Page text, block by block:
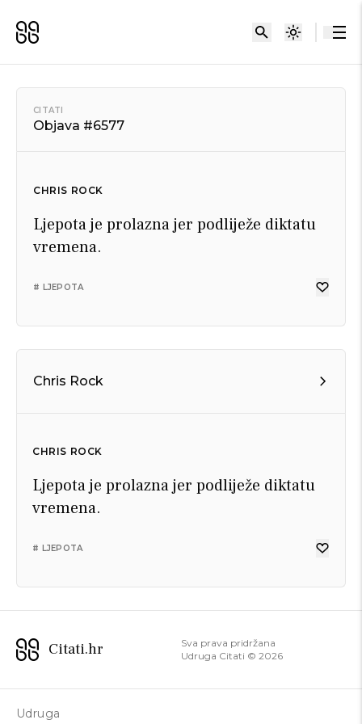
CITATI
Objava #6577
CHRIS ROCK
Ljepota je prolazna jer podliježe diktatu
vremena.
# LJEPOTA
Chris Rock
CHRIS ROCK
Ljepota je prolazna jer podliježe diktatu
vremena.
# LJEPOTA
Citati.hr
Sva prava pridržana
Udruga Citati © 2026
Udruga